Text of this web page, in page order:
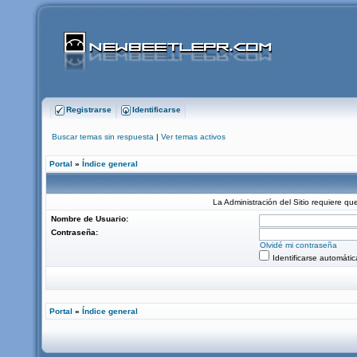
Registrarse Identificarse
Buscar temas sin respuesta | Ver temas activos
Portal » Índice general
La Administración del Sitio requiere
Nombre de Usuario:
Contraseña:
Olvidé mi contraseña
Identificarse
Portal » Índice general